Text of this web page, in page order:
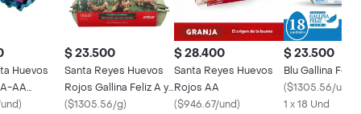
Huevos
AA
)
$ 23.500
Santa Reyes Huevos
Rojos Gallina Feliz A y
AA Caja x18
($1305.56/g)
$ 28.400
Santa Reyes Huevos
Rojos AA
($946.67/und)
$ 23.500
Blu Gallina Feliz
($1305.56/und
1 x 18 Und